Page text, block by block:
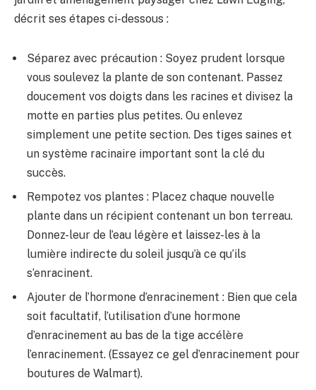
décrit ses étapes ci-dessous :
Séparez avec précaution : Soyez prudent lorsque
vous soulevez la plante de son contenant. Passez
doucement vos doigts dans les racines et divisez la
motte en parties plus petites. Ou enlevez
simplement une petite section. Des tiges saines et
un système racinaire important sont la clé du
succès.
Rempotez vos plantes : Placez chaque nouvelle
plante dans un récipient contenant un bon terreau.
Donnez-leur de l’eau légère et laissez-les à la
lumière indirecte du soleil jusqu’à ce qu’ils
s’enracinent.
Ajouter de l’hormone d’enracinement : Bien que cela
soit facultatif, l’utilisation d’une hormone
d’enracinement au bas de la tige accélère
l’enracinement. (Essayez ce gel d’enracinement pour
boutures de Walmart).